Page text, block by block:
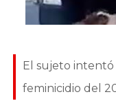
El sujeto intentó
feminicidio del